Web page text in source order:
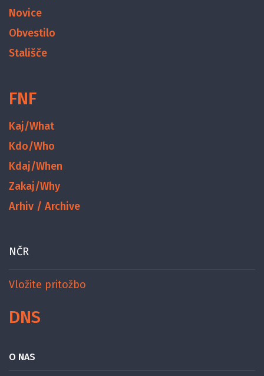
Novice
Obvestilo
Stališče
FNF
Kaj/What
Kdo/Who
Kdaj/When
Zakaj/Why
Arhiv / Archive
NČR
Vložite pritožbo
DNS
O NAS